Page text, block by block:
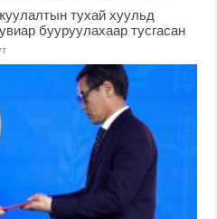
тухай хуульд
бууруулахаар тусгасан